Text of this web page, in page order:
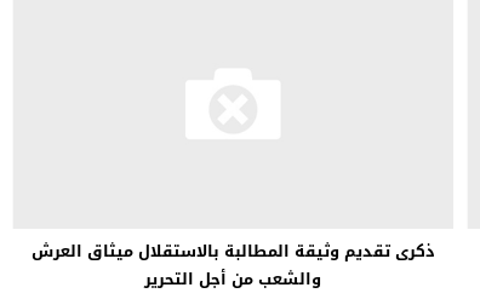
ذكرى تقديم وثيقة المطالبة بالاستقلال ميثاق العرش
والشعب من أجل التحرير